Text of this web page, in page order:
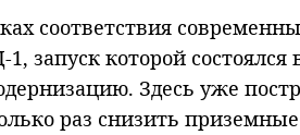
соответствия
запуск которой
Здесь уже
раз снизить